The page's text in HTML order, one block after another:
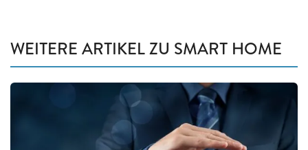
WEITERE ARTIKEL ZU SMART HOME